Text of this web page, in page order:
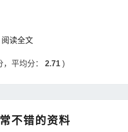
阅读全文READ MORE
，平均分： 2.71 )
些
不错的资料